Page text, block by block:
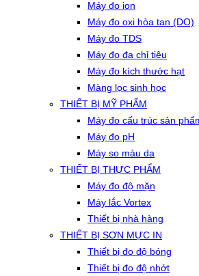
Máy đo ion
Máy đo oxi hòa tan (DO)
Máy đo TDS
Máy đo đa chỉ tiêu
Máy đo kích thước hạt
Màng lọc sinh học
THIẾT BỊ MỸ PHẨM
Máy đo cấu trúc sản
Máy đo pH
Máy so màu da
THIẾT BỊ THỰC PHẨM
Máy đo độ mặn
Máy lắc Vortex
Thiết bị nhà hàng
THIẾT BỊ SƠN MỰC IN
Thiết bị đo độ bóng
Thiết bị đo độ nhớt